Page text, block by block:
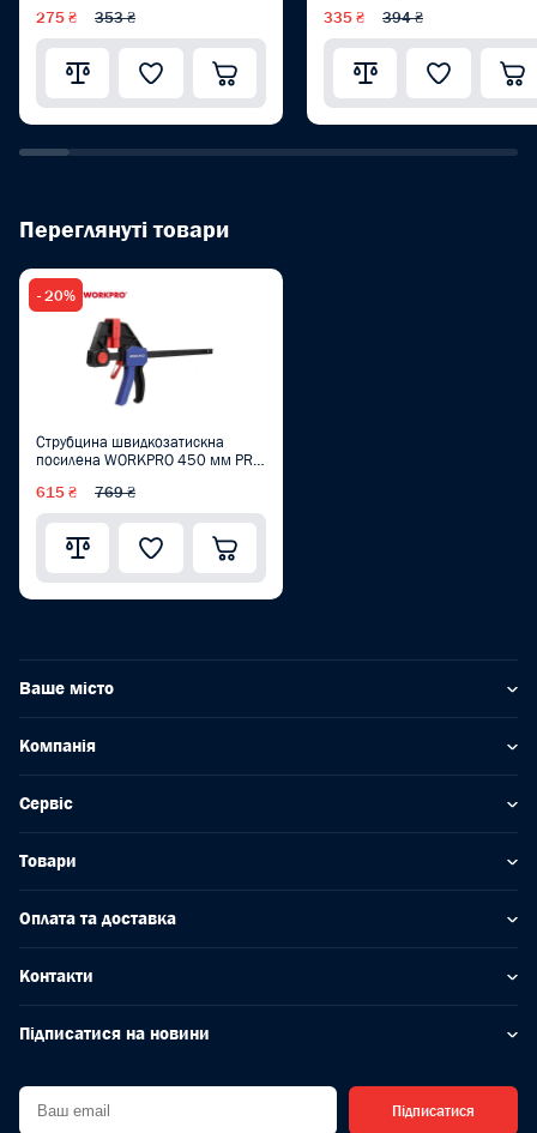
WP334008
275 ₴ 353 ₴ 335 ₴ 394 ₴
Переглянуті товари
- 20%
Струбцина швидкозатискна
посилена WORKPRO 450 мм PRO
615 ₴ 769 ₴
Ваше місто
Компанія
Сервіс
Товари
Оплата та доставка
Контакти
Підписатися на новини
Підписатися